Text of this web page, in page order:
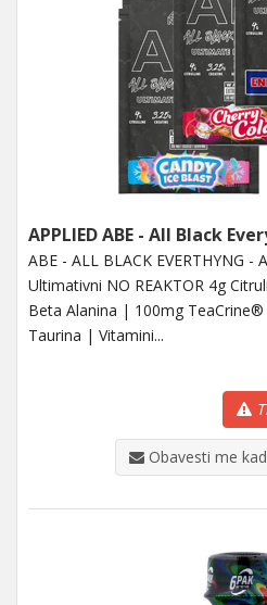
APPLIED ABE - All Black
ABE - ALL BLACK EVERTHYNG -
Ultimativni NO REAKTOR 4g
Beta Alanina | 100mg
Taurina | Vitamini...
Obavesti me